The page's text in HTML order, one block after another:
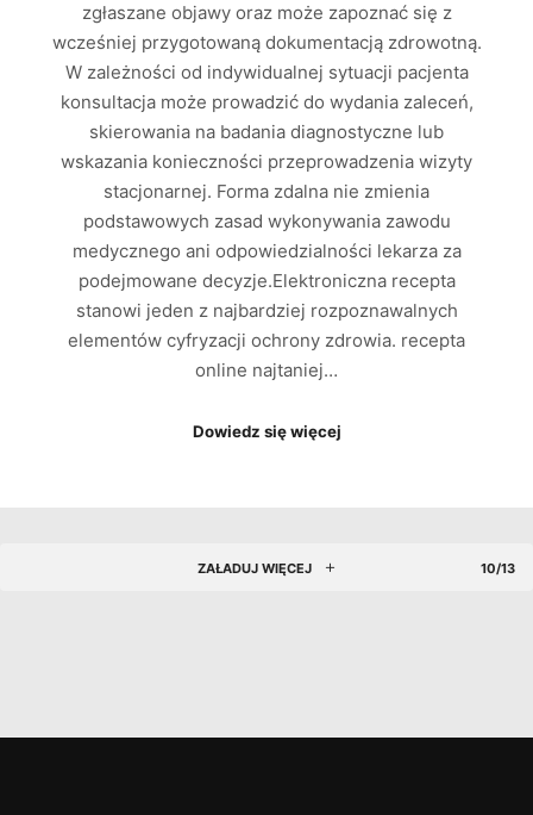
zgłaszane objawy oraz może zapoznać się z
wcześniej przygotowaną dokumentacją zdrowotną.
W zależności od indywidualnej sytuacji pacjenta
konsultacja może prowadzić do wydania zaleceń,
skierowania na badania diagnostyczne lub
wskazania konieczności przeprowadzenia wizyty
stacjonarnej. Forma zdalna nie zmienia
podstawowych zasad wykonywania zawodu
medycznego ani odpowiedzialności lekarza za
podejmowane decyzje.Elektroniczna recepta
stanowi jeden z najbardziej rozpoznawalnych
elementów cyfryzacji ochrony zdrowia. recepta
online najtaniej…
Dowiedz się więcej
ZAŁADUJ WIĘCEJ 10/13